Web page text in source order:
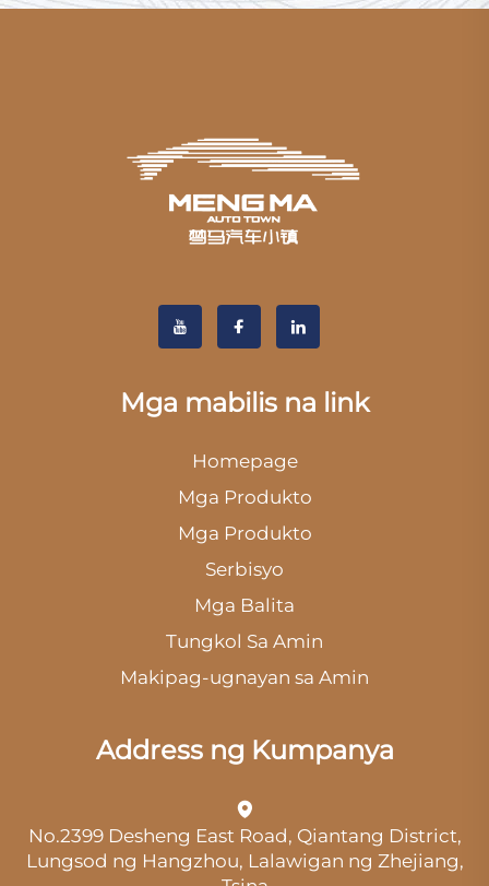
Mga mabilis na link
Homepage
Mga Produkto
Mga Produkto
Serbisyo
Mga Balita
Tungkol Sa Amin
Makipag-ugnayan sa Amin
Address ng Kumpanya
No.2399 Desheng East Road, Qiantang District,
Lungsod ng Hangzhou, Lalawigan ng Zhejiang,